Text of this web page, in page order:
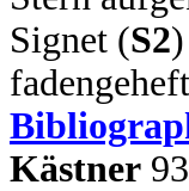
Signet (S2
Kästner